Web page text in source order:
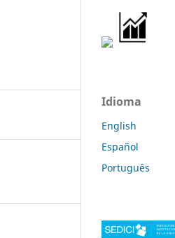
Idioma
English
Español
Português